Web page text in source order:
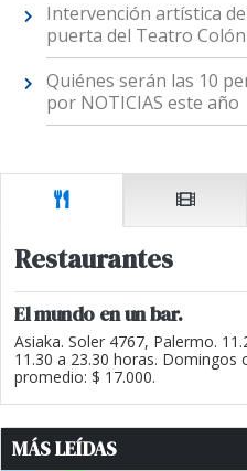
Intervención artística
puerta del Teatro Colón
Quiénes serán las 10
por NOTICIAS este año
Restaurantes
El mundo en un bar.
Asiaka. Soler 4767, Palermo.
11.30 a 23.30 horas. Domingos
promedio: $ 17.000.
MÁS LEÍDAS